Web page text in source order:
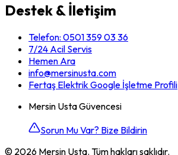
Destek & İletişim
Telefon: 0501 359 03 36
7/24 Acil Servis
Hemen Ara
info@mersinusta.com
Fertaş Elektrik Google İşletme Profili
Mersin Usta Güvencesi
Sorun Mu Var? Bize Bildirin
© 2026 Mersin Usta. Tüm hakları saklıdır.